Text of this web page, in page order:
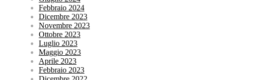
Febbraio 2024
Dicembre 2023
Novembre 2023
Ottobre 2023
Luglio 2023
Maggio 2023
Aprile 2023
Febbraio 2023